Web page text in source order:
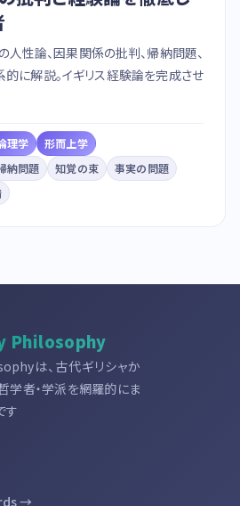
人性論、因果関係の批判、帰納問題、
に解説。イギリス経験論を完成させ
理学
形而上学
納問題 知覚の束
事実の問題
Philosophy
は、古代ギリシャか
学者・学派を網羅的にま
す
→